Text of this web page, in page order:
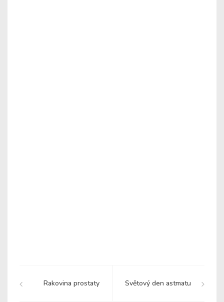
Rakovina prostaty Světový den astmatu